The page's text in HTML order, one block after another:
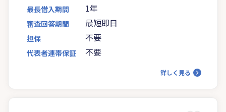
最長借入期間 1年
審査回答期間 最短即日
担保 不要
代表者連帯保証 不要
詳しく見る